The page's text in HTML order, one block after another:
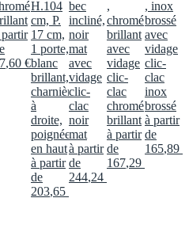
partir
,60 €
H.104
cm, P.
17 cm,
1 porte,
blanc
brillant,
charnières
à
droite,
poignée
en haut
à partir
de
203,65
bec
incliné,
noir
mat
avec
vidage
clic-
clac
noir
mat
à partir
de
244,24
,
chromé
brillant
avec
vidage
clic-
clac
chromé
brillant
à partir
de
167,29
, inox
brossé
avec
vidage
clic-
clac
inox
brossé
à partir
de
165,89